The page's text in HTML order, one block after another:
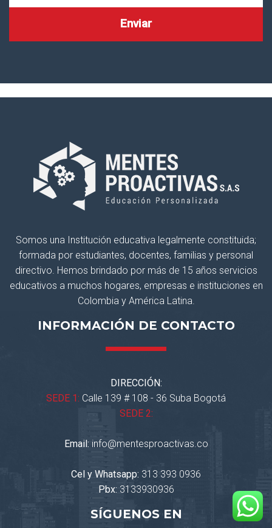
Somos una Institución educativa legalmente constituida;
formada por estudiantes, docentes, familias y personal
directivo. Hemos brindado por más de 15 años servicios
educativos a muchos hogares, empresas e instituciones en
Colombia y América Latina.
INFORMACIÓN DE CONTACTO
DIRECCIÓN:
SEDE 1: Calle 139 # 108 - 36 Suba Bogotá
SEDE 2:
Email: info@mentesproactivas.co
Cel y Whatsapp: 313 393 0936
Pbx: 3133930936
SÍGUENOS EN